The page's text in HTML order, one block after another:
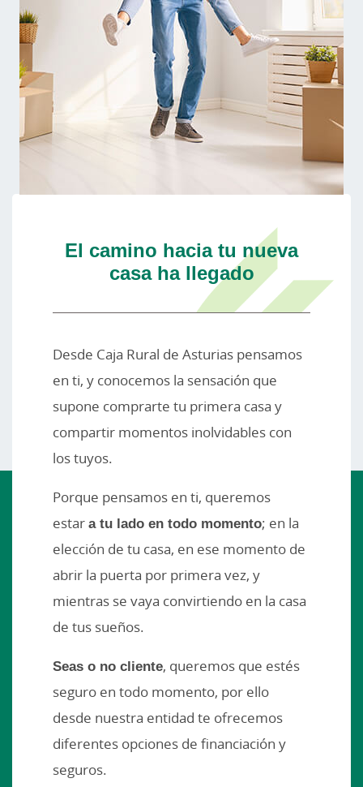
El camino hacia tu nueva
casa ha llegado
Desde Caja Rural de Asturias pensamos
en ti, y conocemos la sensación que
supone comprarte tu primera casa y
compartir momentos inolvidables con
los tuyos.
Porque pensamos en ti, queremos
estara tu lado en todo momento; en la
elección de tu casa, en ese momento de
abrir la puerta por primera vez, y
mientras se vaya convirtiendo en la casa
de tus sueños.
Seas o no cliente, queremos que estés
seguro en todo momento, por ello
desde nuestra entidad te ofrecemos
diferentes opciones de financiación y
seguros.